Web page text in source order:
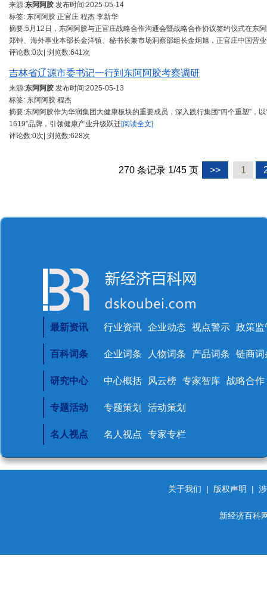
来源:东阿阿胶 发布时间:2025-05-14
标签: 东阿阿胶 正官庄 程杰 李新华
摘要:5月12日，东阿阿胶与正官庄战略合作沟通会暨战略合作协议签约仪式在东
郑钟、海外事业本部长金洋镇、秘书长兼市场洞察部组长金炯旭，正官庄中国营
评论数:0次| 浏览数:641次
吉林省辽源市委书记一行到东阿阿胶考察调研
来源:东阿阿胶 发布时间:2025-05-13
标签: 东阿阿胶 程杰
摘要:东阿阿胶作为华润集团大健康板块的重要成员，深入践行集团“四个重塑”，
1619”品牌，引领健康产业升级跃迁[阅读全文]
评论数:0次| 浏览数:628次
270 条记录 1/45 页 >> 1
最新资讯 行业资讯 企业动态 视点警示 政策监
百科词条 企业词条 人物词条 产品词条 链商词
研究中心 中心概括 风云榜 专家智库 战略合作
专题活动 专题策划 活动策划
名人视点 名人视点 专家专栏
关于我们 | 版权声明 |
新经济百科